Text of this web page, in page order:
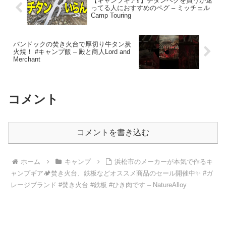
ってる人におすすめのペグ – ミッチェル
Camp Touring
バンドックの焚き火台で厚切り牛タン炭
火焼！ #キャンプ飯 – 殿と商人Lord and
Merchant
コメント
コメントを書き込む
ホーム キャンプ
浜松市のメーカーが本気で作るキ
ャンプギア🏕️焚き火台、鉄板などオススメ商品のセール開催中✨ #ガ
レージブランド #焚き火台 #鉄板 #ひき肉です – NatureAlloy